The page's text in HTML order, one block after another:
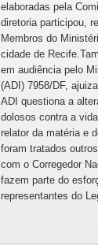
elaboradas pela
diretoria participou,
Membros do
cidade de
em audiência pelo
(ADI) 7958/DF,
ADI questiona a
dolosos contra a
relator da matéria e
foram tratados
com o Corregedor
fazem parte do
representantes do